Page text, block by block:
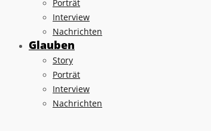
Porträt
Interview
Nachrichten
Glauben
Story
Porträt
Interview
Nachrichten